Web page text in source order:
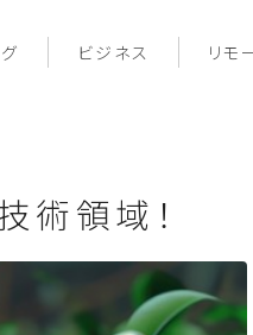
ビジネス リモ
術領域！